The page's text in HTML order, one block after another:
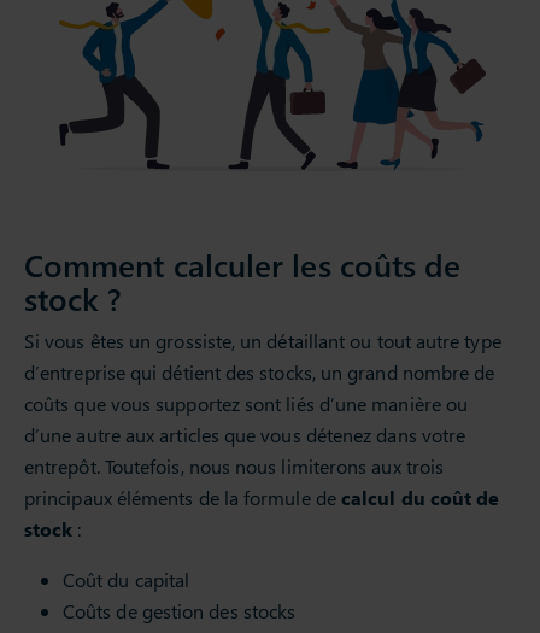
Comment calculer les coûts de
stock ?
Si vous êtes un grossiste, un détaillant ou tout autre type
d’entreprise qui détient des stocks, un grand nombre de
coûts que vous supportez sont liés d’une manière ou
d’une autre aux articles que vous détenez dans votre
entrepôt. Toutefois, nous nous limiterons aux trois
principaux éléments de la formule decalcul du coût de
stock :
Coût du capital
Coûts de gestion des stocks